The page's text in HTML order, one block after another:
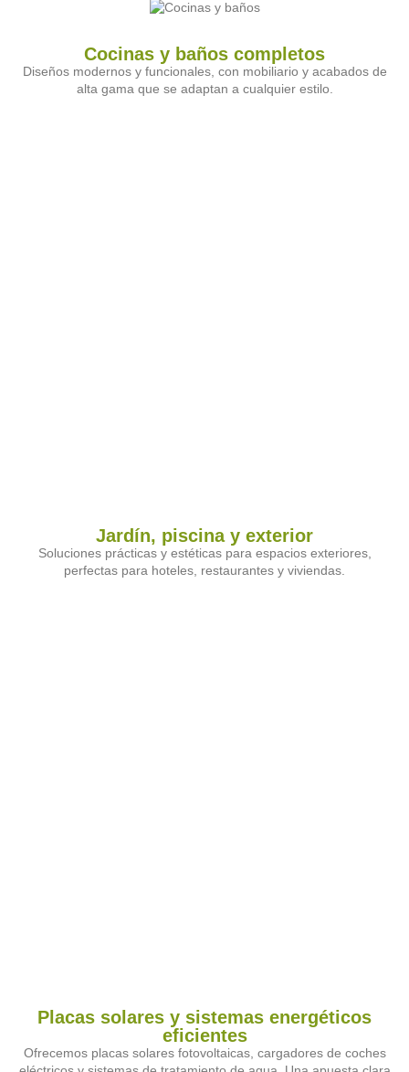
Cocinas y baños completos
Diseños modernos y funcionales, con mobiliario y acabados de
alta gama que se adaptan a cualquier estilo.
Jardín, piscina y exterior
Soluciones prácticas y estéticas para espacios exteriores,
perfectas para hoteles, restaurantes y viviendas.
Placas solares y sistemas energéticos
eficientes
Ofrecemos placas solares fotovoltaicas, cargadores de coches